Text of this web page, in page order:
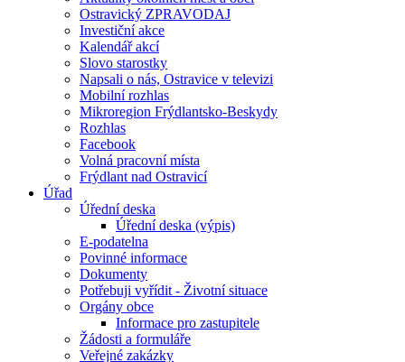
Ostravický ZPRAVODAJ
Investiční akce
Kalendář akcí
Slovo starostky
Napsali o nás, Ostravice v televizi
Mobilní rozhlas
Mikroregion Frýdlantsko-Beskydy
Rozhlas
Facebook
Volná pracovní místa
Frýdlant nad Ostravicí
Úřad
Úřední deska
Úřední deska (výpis)
E-podatelna
Povinné informace
Dokumenty
Potřebuji vyřídit - Životní situace
Orgány obce
Informace pro zastupitele
Žádosti a formuláře
Veřejné zakázky